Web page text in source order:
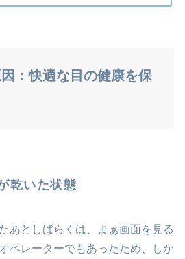
：快適な目の健康を保
乾いた状態
あとしばらくは、まぁ画面を見る
ペレーターでもあったため、しか